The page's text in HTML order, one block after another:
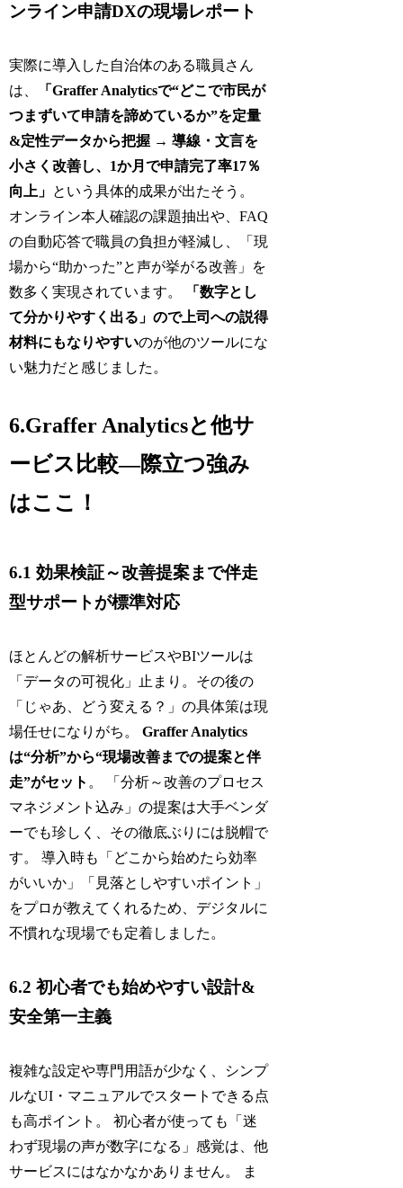
ンライン申請DXの現場レポート
実際に導入した自治体のある職員さん
は、
「Graffer Analyticsで“どこで市民が
つまずいて申請を諦めているか”を定量
&定性データから把握 → 導線・文言を
小さく改善し、1か月で申請完了率17％
向上」 という具体的成果が出たそう。
オンライン本人確認の課題抽出や、FAQ
の自動応答で職員の負担が軽減し、「現
場から“助かった”と声が挙がる改善」を
数多く実現されています。
「数字とし
て分かりやすく出る」ので上司への説得
材料にもなりやすいのが他のツールにな
い魅力だと感じました。
6.Graffer Analyticsと他サ
ービス比較―際立つ強み
はここ！
6.1 効果検証～改善提案まで伴走
型サポートが標準対応
ほとんどの解析サービスやBIツールは
「データの可視化」止まり。その後の
「じゃあ、どう変える？」の具体策は現
場任せになりがち。Graffer Analytics
は“分析”から“現場改善までの提案と伴
走”がセット 。 「分析～改善のプロセス
マネジメント込み」の提案は大手ベンダ
ーでも珍しく、その徹底ぶりには脱帽で
す。 導入時も「どこから始めたら効率
がいいか」「見落としやすいポイント」
をプロが教えてくれるため、デジタルに
不慣れな現場でも定着しました。
6.2 初心者でも始めやすい設計&
安全第一主義
複雑な設定や専門用語が少なく、シンプ
ルなUI・マニュアルでスタートできる点
も高ポイント。 初心者が使っても「迷
わず現場の声が数字になる」感覚は、他
サービスにはなかなかありません。 ま